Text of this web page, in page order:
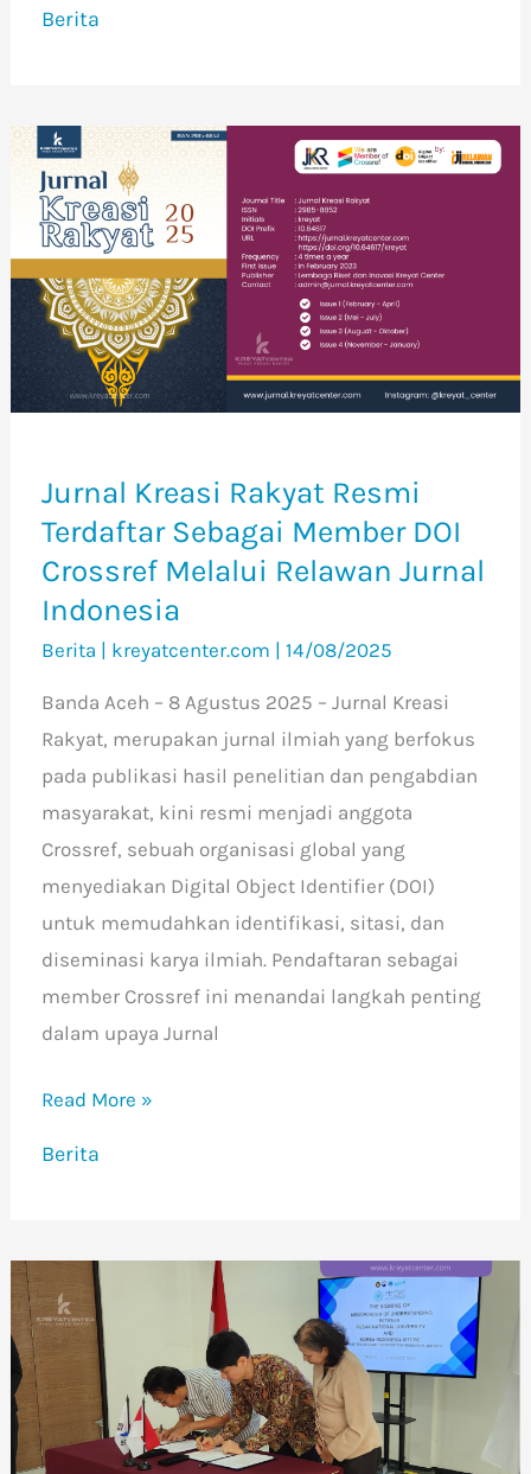
Berita
Jurnal Kreasi Rakyat Resmi
Terdaftar Sebagai Member DOI
Crossref Melalui Relawan Jurnal
Indonesia
Berita | kreyatcenter.com | 14/08/2025
Banda Aceh – 8 Agustus 2025 – Jurnal Kreasi
Rakyat, merupakan jurnal ilmiah yang berfokus
pada publikasi hasil penelitian dan pengabdian
masyarakat, kini resmi menjadi anggota
Crossref, sebuah organisasi global yang
menyediakan Digital Object Identifier (DOI)
untuk memudahkan identifikasi, sitasi, dan
diseminasi karya ilmiah. Pendaftaran sebagai
member Crossref ini menandai langkah penting
dalam upaya Jurnal
Jurnal
Kreasi
Rakyat
Resmi
Terdaftar
Sebagai
Member
DOI
Relawan
Jurnal
Indonesia
Read More »
Berita
Korea-
Indonesia
MTCRC
Tandatangani
MoU
dengan